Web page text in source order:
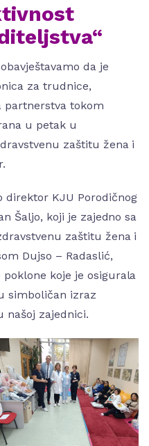
da je
za trudnice,
partnerstva tokom
u petak u
zaštitu žena i
direktor KJU Porodičnog
Šaljo, koji je zajedno sa
zaštitu žena i
Dujso – Radaslić,
koje je osigurala
simboličan izraz
našoj zajednici.